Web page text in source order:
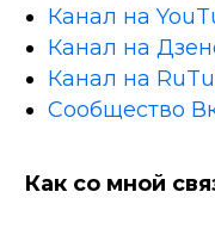
Канал на
Канал на
Канал на
Сообщество
Как со мной